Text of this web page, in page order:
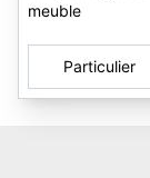
meuble
Particulier